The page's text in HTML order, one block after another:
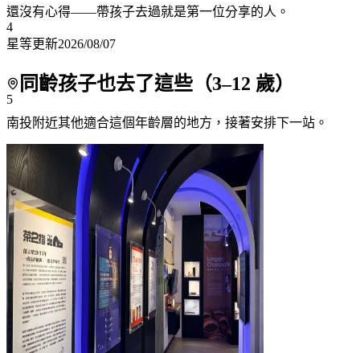
4
5
7+
還沒有心得——帶孩子去過就是第一位分享的人。
星等更新2026/08/07
同齡孩子也去了這些（3–12 歲）
南投附近其他適合這個年齡層的地方，接著安排下一站。